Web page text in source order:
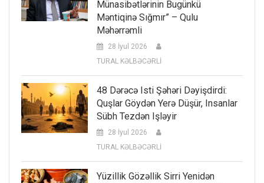
Münasibətlərinin Bugünkü
Məntiqinə Sığmır” – Qulu
Məhərrəmli
28 İyul 2026
TURAL KƏLBƏCƏRLİ
48 Dərəcə Isti Şəhəri Dəyişdirdi:
Quşlar Göydən Yerə Düşür, Insanlar
Sübh Tezdən Işləyir
28 İyul 2026
TURAL KƏLBƏCƏRLİ
Yüzillik Gözəllik Sirri Yenidən